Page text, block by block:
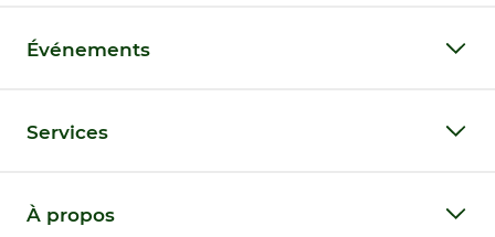
Événements
Services
À propos